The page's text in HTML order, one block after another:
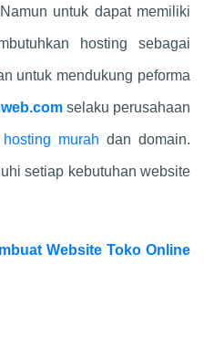
untuk dapat memiliki
hosting sebagai
untuk mendukung peforma
selaku perusahaan
hosting murah dan domain.
setiap kebutuhan website
Website Toko Online